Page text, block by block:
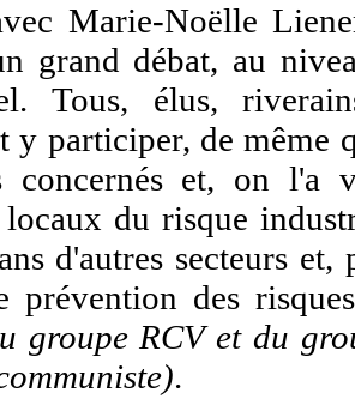
Marie-Noëlle
grand débat, au
Tous, élus,
y participer, de même
concernés et, on l'a
du risque
d'autres secteurs
prévention des
groupe RCV et du
.